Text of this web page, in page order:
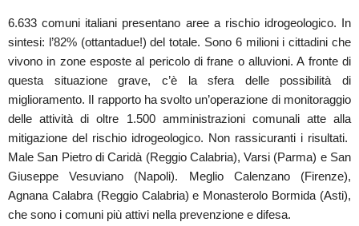
6.633 comuni italiani presentano aree a rischio idrogeologico. In
sintesi: l’82% (ottantadue!) del totale. Sono 6 milioni i cittadini che
vivono in zone esposte al pericolo di frane o alluvioni. A fronte di
questa situazione grave, c’è la sfera delle possibilità di
miglioramento. Il rapporto ha svolto un’operazione di monitoraggio
delle attività di oltre 1.500 amministrazioni comunali atte alla
mitigazione del rischio idrogeologico. Non rassicuranti i risultati.
Male San Pietro di Caridà (Reggio Calabria), Varsi (Parma) e San
Giuseppe Vesuviano (Napoli). Meglio Calenzano (Firenze),
Agnana Calabra (Reggio Calabria) e Monasterolo Bormida (Asti),
che sono i comuni più attivi nella prevenzione e difesa.